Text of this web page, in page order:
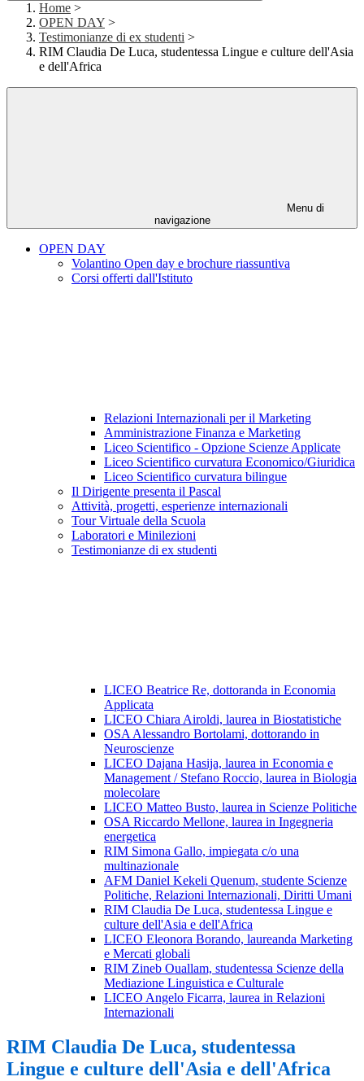
Home >
OPEN DAY >
Testimonianze di ex studenti >
RIM Claudia De Luca, studentessa Lingue e culture dell'Asia
e dell'Africa
Menu di
navigazione
OPEN DAY
Volantino Open day e brochure riassuntiva
Corsi offerti dall'Istituto
Relazioni Internazionali per il Marketing
Amministrazione Finanza e Marketing
Liceo Scientifico - Opzione Scienze Applicate
Liceo Scientifico curvatura Economico/Giuridica
Liceo Scientifico curvatura bilingue
Il Dirigente presenta il Pascal
Attività, progetti, esperienze internazionali
Tour Virtuale della Scuola
Laboratori e Minilezioni
Testimonianze di ex studenti
LICEO Beatrice Re, dottoranda in Economia
Applicata
LICEO Chiara Airoldi, laurea in Biostatistiche
OSA Alessandro Bortolami, dottorando in
Neuroscienze
LICEO Dajana Hasija, laurea in Economia e
Management / Stefano Roccio, laurea in Biologia
molecolare
LICEO Matteo Busto, laurea in Scienze Politiche
OSA Riccardo Mellone, laurea in Ingegneria
energetica
RIM Simona Gallo, impiegata c/o una
multinazionale
AFM Daniel Kekeli Quenum, studente Scienze
Politiche, Relazioni Internazionali, Diritti Umani
RIM Claudia De Luca, studentessa Lingue e
culture dell'Asia e dell'Africa
LICEO Eleonora Borando, laureanda Marketing
e Mercati globali
RIM Zineb Ouallam, studentessa Scienze della
Mediazione Linguistica e Culturale
LICEO Angelo Ficarra, laurea in Relazioni
Internazionali
RIM Claudia De Luca, studentessa
Lingue e culture dell'Asia e dell'Africa